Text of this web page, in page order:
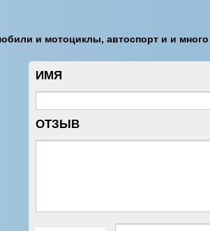
и мотоциклы, автоспорт и и
ИМЯ
ОТЗЫВ